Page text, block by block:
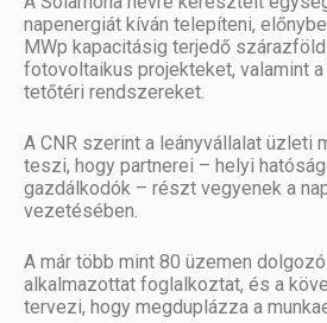
napenergiát kíván telepíteni,
MWp kapacitásig terjedő
fotovoltaikus projekteket, valamint
tetőtéri rendszereket.
A CNR szerint a leányvállalat üzleti
teszi, hogy partnerei – helyi
gazdálkodók – részt vegyenek a
vezetésében.
A már több mint 80 üzemen
alkalmazottat foglalkoztat, és a
tervezi, hogy megduplázza a